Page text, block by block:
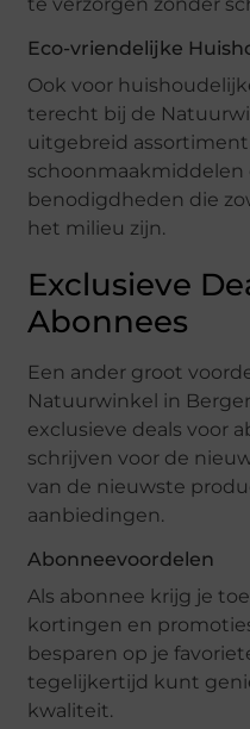
Eco-vriendelijke
Ook voor
terecht bij de
uitgebreid
benodigdheden die
het milieu zijn.
Exclusieve
Abonnees
Een ander groot
Natuurwinkel in
exclusieve deals voor
schrijven voor de
van de nieuwste
aanbiedingen.
Abonneevoordelen
Als abonnee krijg je
kortingen en
besparen op je
tegelijkertijd kunt
kwaliteit.